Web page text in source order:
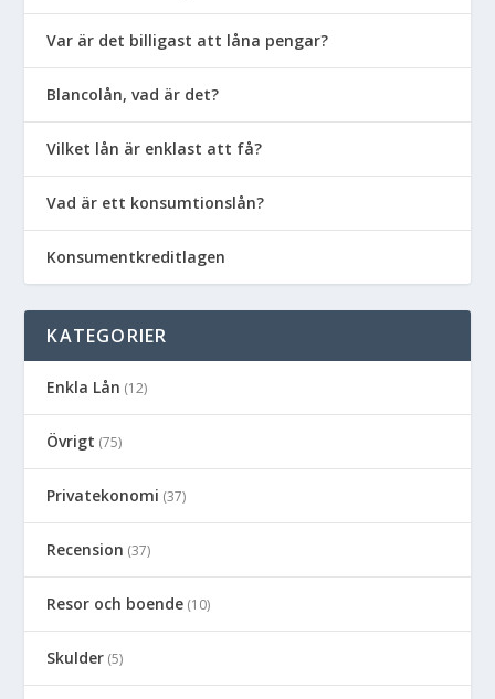
Var är det billigast att låna pengar?
Blancolån, vad är det?
Vilket lån är enklast att få?
Vad är ett konsumtionslån?
Konsumentkreditlagen
KATEGORIER
Enkla Lån (12)
Övrigt (75)
Privatekonomi (37)
Recension (37)
Resor och boende (10)
Skulder (5)